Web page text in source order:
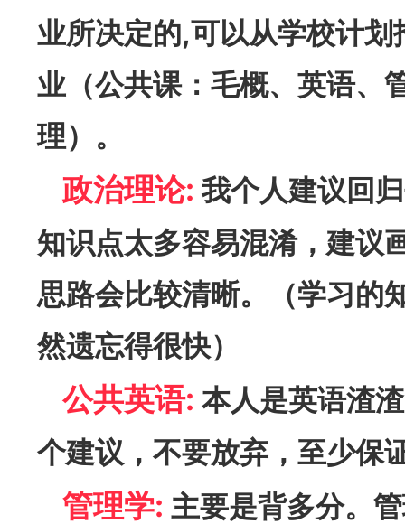
业所决定的,可以从学校计
业（公共课：毛概、英语、
理）。
政治理论: 我个人建议回
知识点太多容易混淆，建议
思路会比较清晰。（学习的
然遗忘得很快）
公共英语: 本人是英语渣
个建议，不要放弃，至少保
管理学: 主要是背多分。